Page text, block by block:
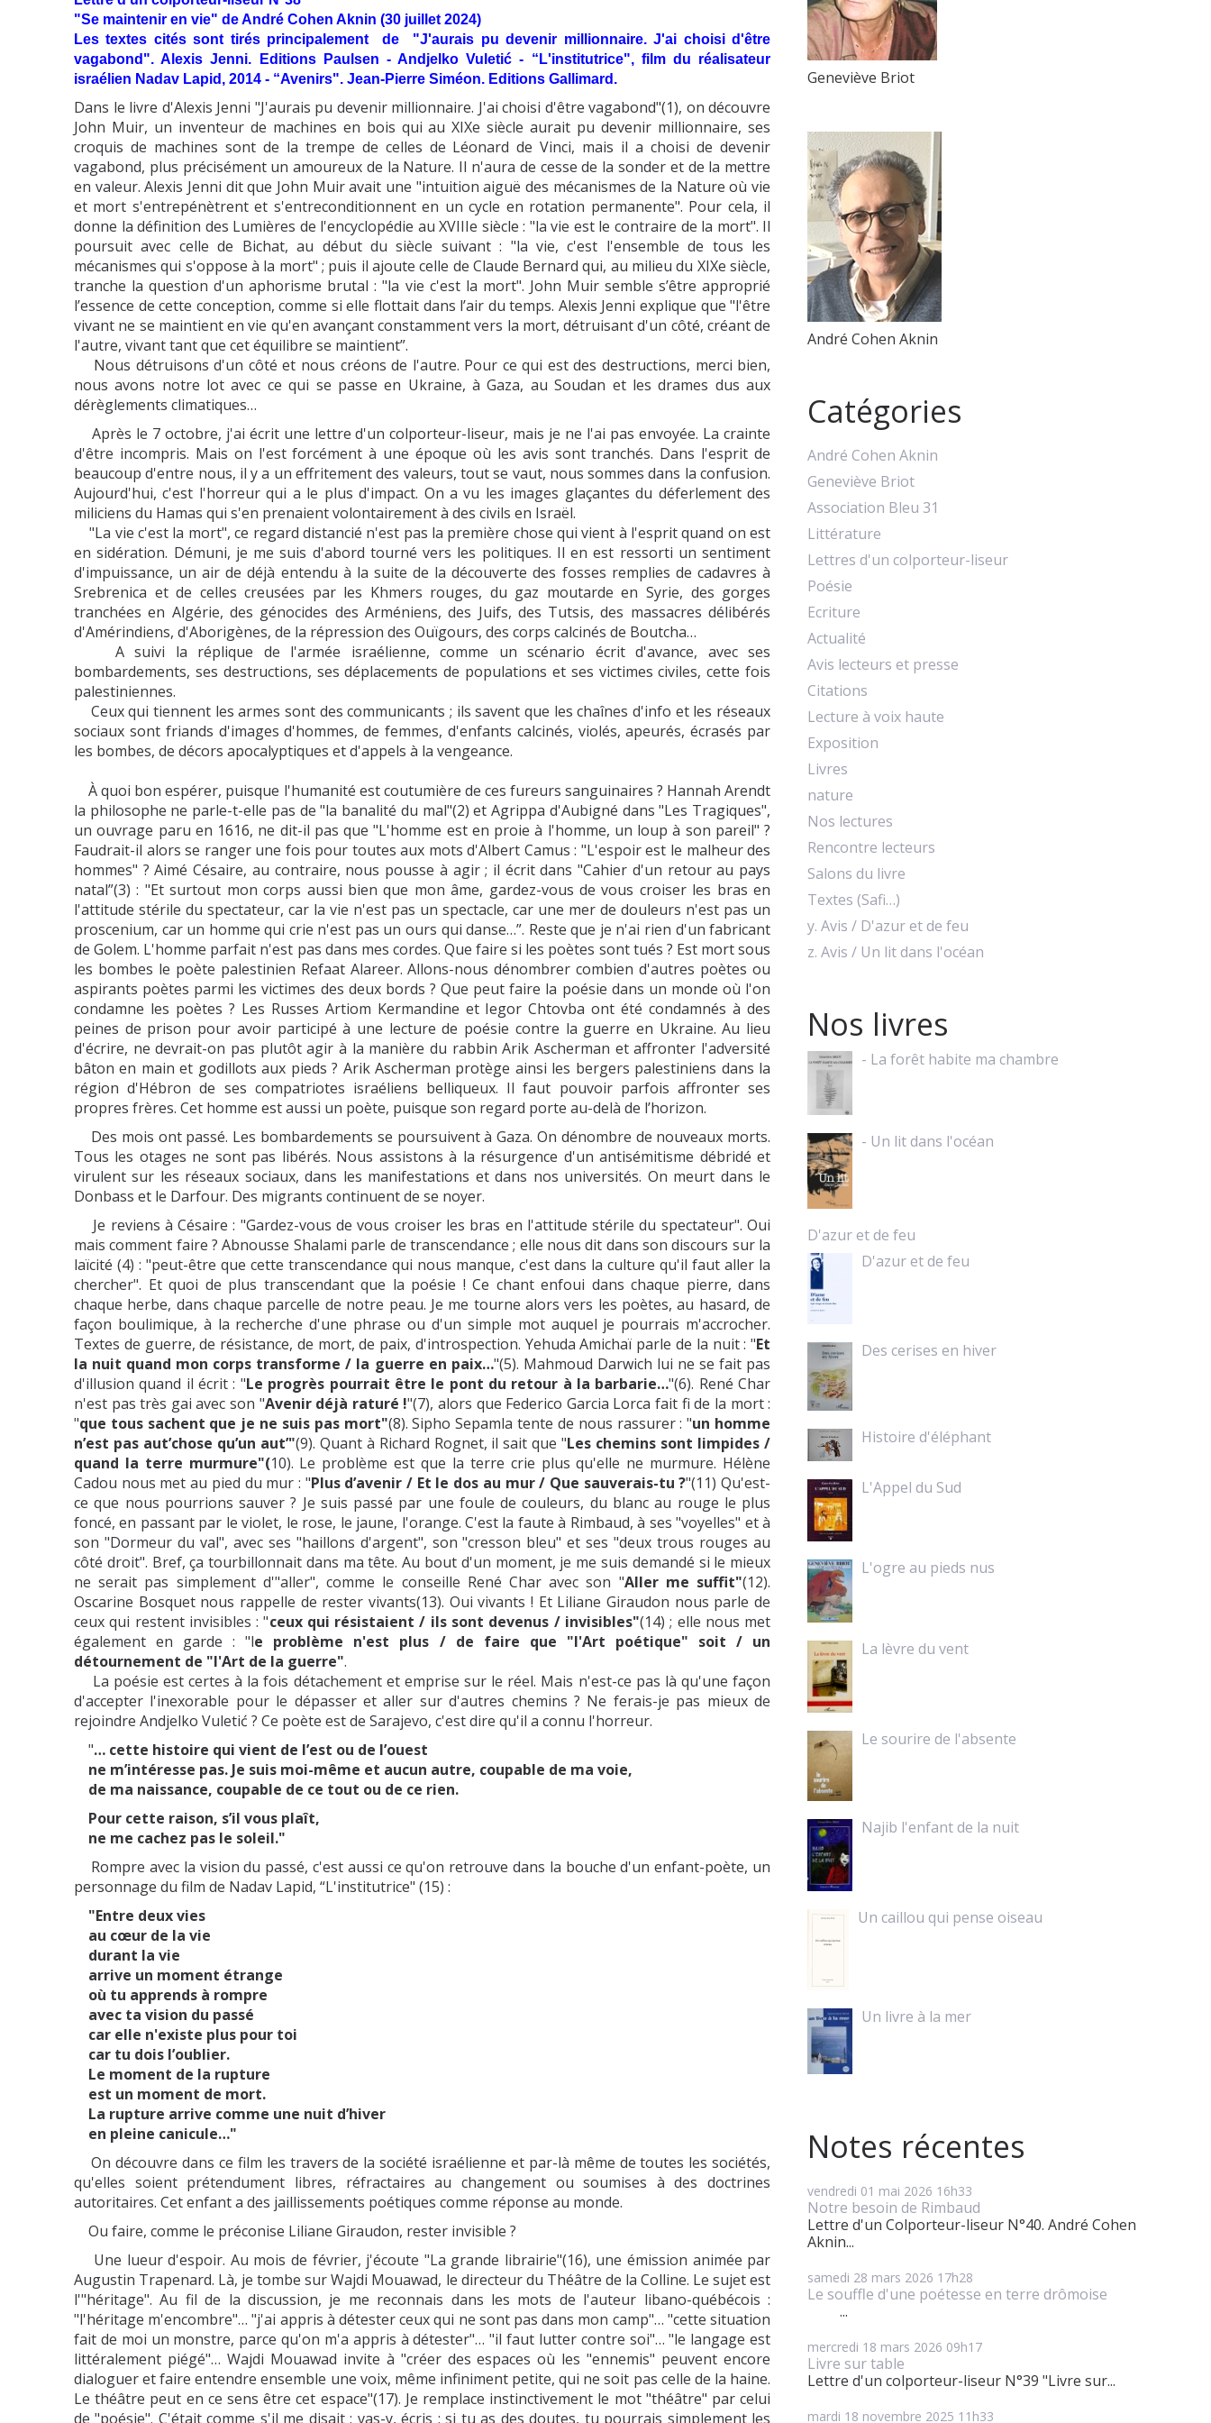
"Se maintenir en vie" de André Cohen Aknin (30 juillet 2024)
Les textes cités sont tirés principalement de "J'aurais pu devenir millionnaire. J'ai choisi d'être
vagabond". Alexis Jenni. Editions Paulsen - Andjelko Vuletić - “L'institutrice", film du réalisateur
israélien Nadav Lapid, 2014 - “Avenirs". Jean-Pierre Siméon. Editions Gallimard.
Dans le livre d'Alexis Jenni "J'aurais pu devenir millionnaire. J'ai choisi d'être vagabond"(1), on découvre
John Muir, un inventeur de machines en bois qui au XIXe siècle aurait pu devenir millionnaire, ses
croquis de machines sont de la trempe de celles de Léonard de Vinci, mais il a choisi de devenir
vagabond, plus précisément un amoureux de la Nature. Il n'aura de cesse de la sonder et de la mettre
en valeur. Alexis Jenni dit que John Muir avait une "intuition aiguë des mécanismes de la Nature où vie
et mort s'entrepénètrent et s'entreconditionnent en un cycle en rotation permanente". Pour cela, il
donne la définition des Lumières de l'encyclopédie au XVIIIe siècle : "la vie est le contraire de la mort". Il
poursuit avec celle de Bichat, au début du siècle suivant : "la vie, c'est l'ensemble de tous les
mécanismes qui s'oppose à la mort" ; puis il ajoute celle de Claude Bernard qui, au milieu du XIXe siècle,
tranche la question d'un aphorisme brutal : "la vie c'est la mort". John Muir semble s’être approprié
l’essence de cette conception, comme si elle flottait dans l’air du temps. Alexis Jenni explique que "l'être
vivant ne se maintient en vie qu'en avançant constamment vers la mort, détruisant d'un côté, créant de
l'autre, vivant tant que cet équilibre se maintient”.
Nous détruisons d'un côté et nous créons de l'autre. Pour ce qui est des destructions, merci bien,
nous avons notre lot avec ce qui se passe en Ukraine, à Gaza, au Soudan et les drames dus aux
dérèglements climatiques…
Après le 7 octobre, j'ai écrit une lettre d'un colporteur-liseur, mais je ne l'ai pas envoyée. La crainte
d'être incompris. Mais on l'est forcément à une époque où les avis sont tranchés. Dans l'esprit de
beaucoup d'entre nous, il y a un effritement des valeurs, tout se vaut, nous sommes dans la confusion.
Aujourd'hui, c'est l'horreur qui a le plus d'impact. On a vu les images glaçantes du déferlement des
miliciens du Hamas qui s'en prenaient volontairement à des civils en Israël.
"La vie c'est la mort", ce regard distancié n'est pas la première chose qui vient à l'esprit quand on est
en sidération. Démuni, je me suis d'abord tourné vers les politiques. Il en est ressorti un sentiment
d'impuissance, un air de déjà entendu à la suite de la découverte des fosses remplies de cadavres à
Srebrenica et de celles creusées par les Khmers rouges, du gaz moutarde en Syrie, des gorges
tranchées en Algérie, des génocides des Arméniens, des Juifs, des Tutsis, des massacres délibérés
d'Amérindiens, d'Aborigènes, de la répression des Ouïgours, des corps calcinés de Boutcha…
A suivi la réplique de l'armée israélienne, comme un scénario écrit d'avance, avec ses
bombardements, ses destructions, ses déplacements de populations et ses victimes civiles, cette fois
palestiniennes.
Ceux qui tiennent les armes sont des communicants ; ils savent que les chaînes d'info et les réseaux
sociaux sont friands d'images d'hommes, de femmes, d'enfants calcinés, violés, apeurés, écrasés par
les bombes, de décors apocalyptiques et d'appels à la vengeance.
À quoi bon espérer, puisque l'humanité est coutumière de ces fureurs sanguinaires ? Hannah Arendt
la philosophe ne parle-t-elle pas de "la banalité du mal"(2) et Agrippa d'Aubigné dans "Les Tragiques",
un ouvrage paru en 1616, ne dit-il pas que "L'homme est en proie à l'homme, un loup à son pareil" ?
Faudrait-il alors se ranger une fois pour toutes aux mots d'Albert Camus : "L'espoir est le malheur des
hommes" ? Aimé Césaire, au contraire, nous pousse à agir ; il écrit dans "Cahier d'un retour au pays
natal”(3) : "Et surtout mon corps aussi bien que mon âme, gardez-vous de vous croiser les bras en
l'attitude stérile du spectateur, car la vie n'est pas un spectacle, car une mer de douleurs n'est pas un
proscenium, car un homme qui crie n'est pas un ours qui danse…”. Reste que je n'ai rien d'un fabricant
de Golem. L'homme parfait n'est pas dans mes cordes. Que faire si les poètes sont tués ? Est mort sous
les bombes le poète palestinien Refaat Alareer. Allons-nous dénombrer combien d'autres poètes ou
aspirants poètes parmi les victimes des deux bords ? Que peut faire la poésie dans un monde où l'on
condamne les poètes ? Les Russes Artiom Kermandine et Iegor Chtovba ont été condamnés à des
peines de prison pour avoir participé à une lecture de poésie contre la guerre en Ukraine. Au lieu
d'écrire, ne devrait-on pas plutôt agir à la manière du rabbin Arik Ascherman et affronter l'adversité
bâton en main et godillots aux pieds ? Arik Ascherman protège ainsi les bergers palestiniens dans la
région d'Hébron de ses compatriotes israéliens belliqueux. Il faut pouvoir parfois affronter ses
propres frères. Cet homme est aussi un poète, puisque son regard porte au-delà de l’horizon.
Des mois ont passé. Les bombardements se poursuivent à Gaza. On dénombre de nouveaux morts.
Tous les otages ne sont pas libérés. Nous assistons à la résurgence d'un antisémitisme débridé et
virulent sur les réseaux sociaux, dans les manifestations et dans nos universités. On meurt dans le
Donbass et le Darfour. Des migrants continuent de se noyer.
Je reviens à Césaire : "Gardez-vous de vous croiser les bras en l'attitude stérile du spectateur". Oui
mais comment faire ? Abnousse Shalami parle de transcendance ; elle nous dit dans son discours sur la
laïcité (4) : "peut-être que cette transcendance qui nous manque, c'est dans la culture qu'il faut aller la
chercher". Et quoi de plus transcendant que la poésie ! Ce chant enfoui dans chaque pierre, dans
chaque herbe, dans chaque parcelle de notre peau. Je me tourne alors vers les poètes, au hasard, de
façon boulimique, à la recherche d'une phrase ou d'un simple mot auquel je pourrais m'accrocher.
Textes de guerre, de résistance, de mort, de paix, d'introspection. Yehuda Amichaï parle de la nuit : "Et
la nuit quand mon corps transforme / la guerre en paix…"(5). Mahmoud Darwich lui ne se fait pas
d'illusion quand il écrit : "Le progrès pourrait être le pont du retour à la barbarie…"(6). René Char
n'est pas très gai avec son "Avenir déjà raturé !"(7), alors que Federico Garcia Lorca fait fi de la mort :
"que tous sachent que je ne suis pas mort"(8). Sipho Sepamla tente de nous rassurer : "un homme
n’est pas aut’chose qu’un aut’"(9). Quant à Richard Rognet, il sait que "Les chemins sont limpides /
quand la terre murmure"(10). Le problème est que la terre crie plus qu'elle ne murmure. Hélène
Cadou nous met au pied du mur : "Plus d’avenir / Et le dos au mur / Que sauverais-tu ?"(11) Qu'est-
ce que nous pourrions sauver ? Je suis passé par une foule de couleurs, du blanc au rouge le plus
foncé, en passant par le violet, le rose, le jaune, l'orange. C'est la faute à Rimbaud, à ses "voyelles" et à
son "Dormeur du val", avec ses "haillons d'argent", son "cresson bleu" et ses "deux trous rouges au
côté droit". Bref, ça tourbillonnait dans ma tête. Au bout d'un moment, je me suis demandé si le mieux
ne serait pas simplement d'"aller", comme le conseille René Char avec son "Aller me suffit"(12).
Oscarine Bosquet nous rappelle de rester vivants(13). Oui vivants ! Et Liliane Giraudon nous parle de
ceux qui restent invisibles : "ceux qui résistaient / ils sont devenus / invisibles"(14) ; elle nous met
également en garde : "le problème n'est plus / de faire que "l'Art poétique" soit / un
détournement de "l'Art de la guerre".
La poésie est certes à la fois détachement et emprise sur le réel. Mais n'est-ce pas là qu'une façon
d'accepter l'inexorable pour le dépasser et aller sur d'autres chemins ? Ne ferais-je pas mieux de
rejoindre Andjelko Vuletić ? Ce poète est de Sarajevo, c'est dire qu'il a connu l'horreur.
"… cette histoire qui vient de l’est ou de l’ouest
ne m’intéresse pas. Je suis moi-même et aucun autre, coupable de ma voie,
de ma naissance, coupable de ce tout ou de ce rien.
Pour cette raison, s’il vous plaît,
ne me cachez pas le soleil."
Rompre avec la vision du passé, c'est aussi ce qu'on retrouve dans la bouche d'un enfant-poète, un
personnage du film de Nadav Lapid, “L'institutrice" (15) :
"Entre deux vies
au cœur de la vie
durant la vie
arrive un moment étrange
où tu apprends à rompre
avec ta vision du passé
car elle n'existe plus pour toi
car tu dois l’oublier.
Le moment de la rupture
est un moment de mort.
La rupture arrive comme une nuit d’hiver
en pleine canicule…"
On découvre dans ce film les travers de la société israélienne et par-là même de toutes les sociétés,
qu'elles soient prétendument libres, réfractaires au changement ou soumises à des doctrines
autoritaires. Cet enfant a des jaillissements poétiques comme réponse au monde.
Ou faire, comme le préconise Liliane Giraudon, rester invisible ?
Une lueur d'espoir. Au mois de février, j'écoute "La grande librairie"(16), une émission animée par
Augustin Trapenard. Là, je tombe sur Wajdi Mouawad, le directeur du Théâtre de la Colline. Le sujet est
l'"héritage". Au fil de la discussion, je me reconnais dans les mots de l'auteur libano-québécois :
"l'héritage m'encombre"… "j'ai appris à détester ceux qui ne sont pas dans mon camp"… "cette situation
fait de moi un monstre, parce qu'on m'a appris à détester"… "il faut lutter contre soi"… "le langage est
littéralement piégé"… Wajdi Mouawad invite à "créer des espaces où les "ennemis" peuvent encore
dialoguer et faire entendre ensemble une voix, même infiniment petite, qui ne soit pas celle de la haine.
Le théâtre peut en ce sens être cet espace"(17). Je remplace instinctivement le mot "théâtre" par celui
de "poésie". C'était comme s'il me disait : vas-y, écris ; si tu as des doutes, tu pourrais simplement les
Geneviève Briot
André Cohen Aknin
Catégories
André Cohen Aknin
Geneviève Briot
Association Bleu 31
Littérature
Lettres d'un colporteur-liseur
Poésie
Ecriture
Actualité
Avis lecteurs et presse
Citations
Lecture à voix haute
Exposition
Livres
nature
Nos lectures
Rencontre lecteurs
Salons du livre
Textes (Safi…)
y. Avis / D'azur et de feu
z. Avis / Un lit dans l'océan
Nos livres
- La forêt habite ma chambre
- Un lit dans l'océan
D'azur et de feu
D'azur et de feu
Des cerises en hiver
Histoire d'éléphant
L'Appel du Sud
L'ogre au pieds nus
La lèvre du vent
Le sourire de l'absente
Najib l'enfant de la nuit
Un caillou qui pense oiseau
Un livre à la mer
Notes récentes
vendredi 01 mai 2026 16h33
Notre besoin de Rimbaud
Lettre d'un Colporteur-liseur N°40. André Cohen
Aknin...
samedi 28 mars 2026 17h28
Le souffle d'une poétesse en terre drômoise
...
mercredi 18 mars 2026 09h17
Livre sur table
Lettre d'un colporteur-liseur N°39 "Livre sur...
mardi 18 novembre 2025 11h33